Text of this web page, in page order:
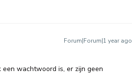
Forum|Forum|1 year ago
wachtwoord is, er zijn geen